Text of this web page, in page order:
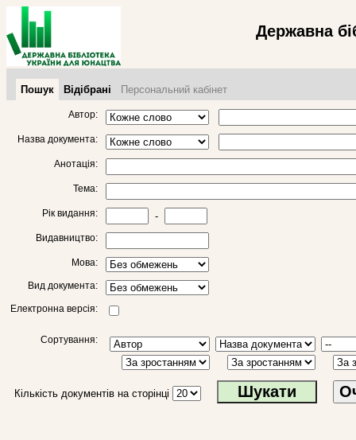
Державна
Пошук Відібрані Персональний кабінет
Автор:
Назва документа:
Анотація:
Тема:
Рік видання: -
Видавництво:
Мова:
Вид документа:
Електронна версія:
Сортування:
Кількість документів на сторінці